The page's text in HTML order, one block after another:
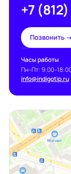
+7
Позвонить →
Часы работы
Пн–Пт:
info@indigotip.ru